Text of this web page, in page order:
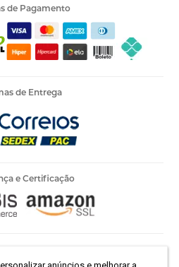
de Pagamento
de Entrega
e Certificação